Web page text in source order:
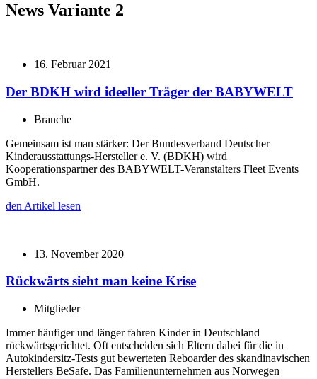
News Variante 2
16. Februar 2021
Der BDKH wird ideeller Träger der BABYWELT
Branche
Gemeinsam ist man stärker: Der Bundesverband Deutscher
Kinderausstattungs-Hersteller e. V. (BDKH) wird
Kooperationspartner des BABYWELT-Veranstalters Fleet Events
GmbH.
den Artikel lesen
13. November 2020
Rückwärts sieht man keine Krise
Mitglieder
Immer häufiger und länger fahren Kinder in Deutschland
rückwärtsgerichtet. Oft entscheiden sich Eltern dabei für die in
Autokindersitz-Tests gut bewerteten Reboarder des skandinavischen
Herstellers BeSafe. Das Familienunternehmen aus Norwegen